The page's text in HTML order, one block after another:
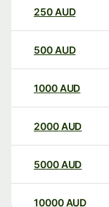
250AUD
500AUD
1000AUD
2000AUD
5000AUD
10000 AUD